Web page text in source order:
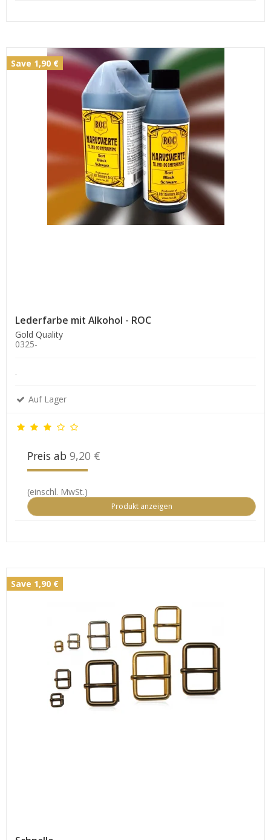
Save 1,90 €
Lederfarbe mit Alkohol - ROC
Gold Quality
0325-
.
Auf Lager
Preis ab 9,20 €
(einschl. MwSt.)
Produkt anzeigen
Save 1,90 €